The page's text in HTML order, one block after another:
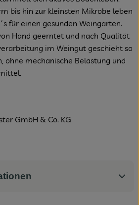
bis hin zur kleinsten Mikrobe leben
für einen gesunden Weingarten.
Hand geerntet und nach Qualität
im Weingut geschieht so
ohne mechanische Belastung und
GmbH & Co. KG